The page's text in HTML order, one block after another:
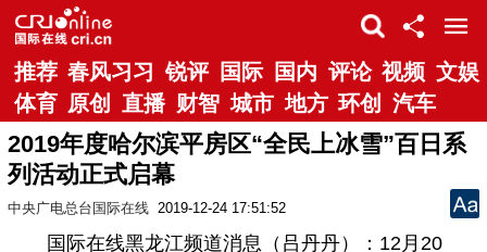
推荐 春风习习 锐评 国际 国内 评论 视频 文娱
体育 原创 直播 财智 城市 地方 环创 汽车
2019年度哈尔滨平房区“全民上冰雪”百日系
列活动正式启幕
中央广电总台国际在线 2019-12-24 17:51:52
国际在线黑龙江频道消息（吕丹丹）：12月20